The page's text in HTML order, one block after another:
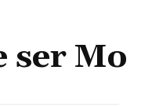
ser Mo